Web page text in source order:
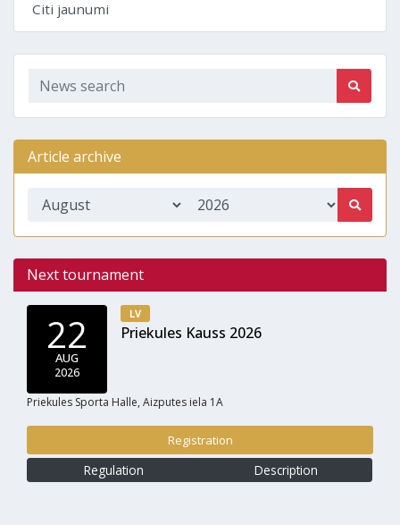
Citi jaunumi
Article archive
Next tournament
22
AUG
2026
LV
Priekules Kauss 2026
Priekules Sporta Halle, Aizputes iela 1A
Registration
Regulation Description